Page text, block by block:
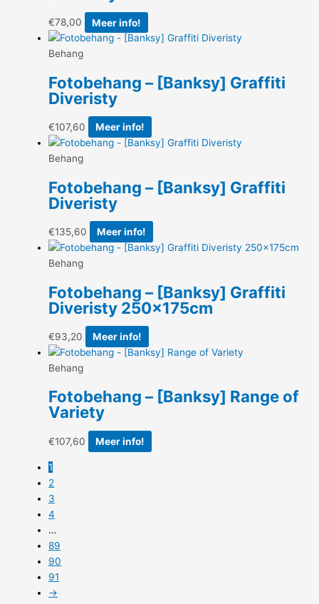
€78,00 Meer info!
Behang
Fotobehang – [Banksy] Graffiti
Diveristy
€107,60 Meer info!
Behang
Fotobehang – [Banksy] Graffiti
Diveristy
€135,60 Meer info!
Behang
Fotobehang – [Banksy] Graffiti
Diveristy 250x175cm
€93,20 Meer info!
Behang
Fotobehang – [Banksy] Range of
Variety
€107,60 Meer info!
1
2
3
4
…
89
90
91
→